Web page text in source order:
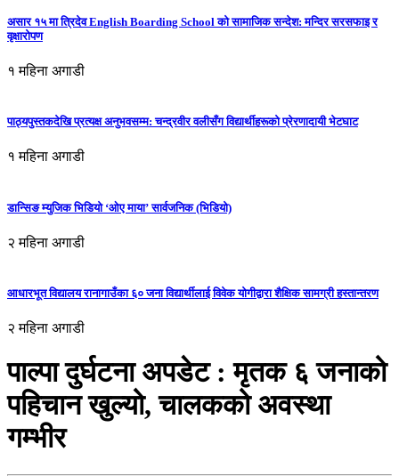
असार १५ मा त्रिदेव English Boarding School को सामाजिक सन्देश: मन्दिर सरसफाइ र
वृक्षारोपण
१ महिना अगाडी
पाठ्यपुस्तकदेखि प्रत्यक्ष अनुभवसम्म: चन्द्रवीर वलीसँग विद्यार्थीहरूको प्रेरणादायी भेटघाट
१ महिना अगाडी
डान्सिङ म्युजिक भिडियो ‘ओए माया’ सार्वजनिक (भिडियो)
२ महिना अगाडी
आधारभूत विद्यालय रानागाउँका ६० जना विद्यार्थीलाई विवेक योगीद्वारा शैक्षिक सामग्री हस्तान्तरण
२ महिना अगाडी
पाल्पा दुर्घटना अपडेट : मृतक ६ जनाको
पहिचान खुल्यो, चालकको अवस्था
गम्भीर